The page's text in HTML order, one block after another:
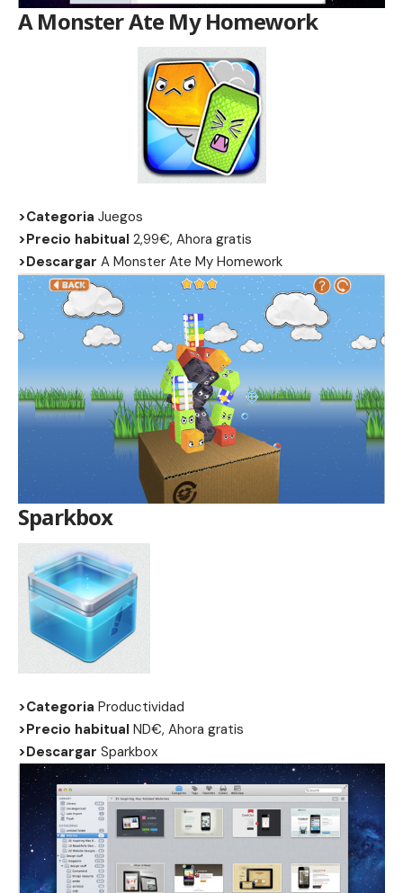
A Monster Ate My Homework
>Categoria Juegos
>Precio habitual 2,99€, Ahora gratis
>Descargar A Monster Ate My Homework
Sparkbox
>Categoria Productividad
>Precio habitual ND€, Ahora gratis
>Descargar Sparkbox